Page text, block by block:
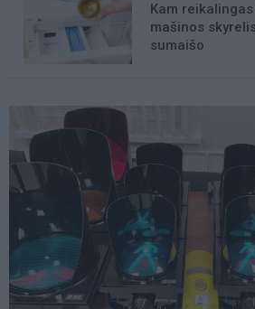
Kam
mašinos
sumaišo